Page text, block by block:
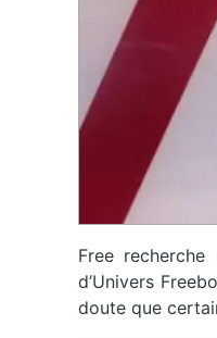
Free
d’Univers
doute que